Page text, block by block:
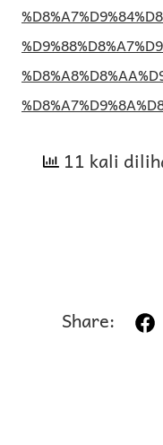
11 kali
Share: